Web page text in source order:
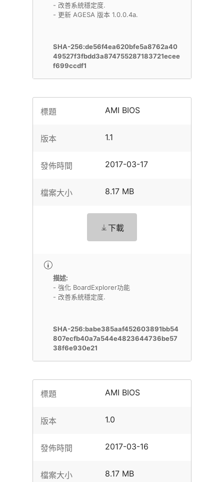
- 改善系統穩定度.
- 更新 AGESA 版本 1.0.0.4a.
SHA-256:de56f4ea620bfe5a8762a40
49527f3fbdd3a874755287183721ecee
f699ccdf1
標題 AMI BIOS
版本 1.1
發佈時間 2017-03-17
檔案大小 8.17 MB
下載
描述:
- 強化 BoardExplorer功能
- 改善系統穩定度.
SHA-256:babe385aaf452603891bb54
807ecfb40a7a544e4823644736be57
38f6e930e21
標題 AMI BIOS
版本 1.0
發佈時間 2017-03-16
檔案大小 8.17 MB